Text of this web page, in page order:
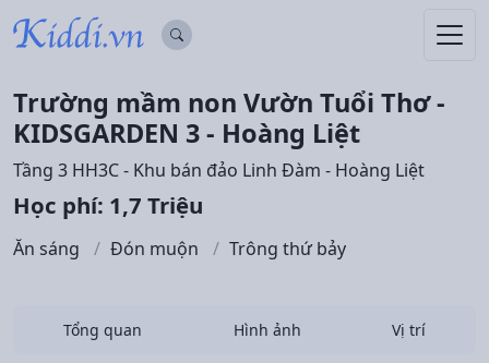
Trường mầm non Vườn Tuổi Thơ -
KIDSGARDEN 3 - Hoàng Liệt
Tầng 3 HH3C - Khu bán đảo Linh Đàm - Hoàng Liệt
Học phí: 1,7 Triệu
Ăn sáng Đón muộn Trông thứ bảy
Tổng quan Hình ảnh Vị trí